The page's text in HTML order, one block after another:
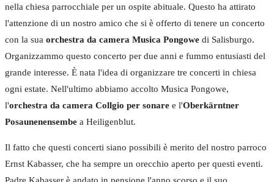
nella chiesa parrocchiale per un ospite abituale. Questo ha attirato
l'attenzione di un nostro amico che si è offerto di tenere un concerto
con la sua orchestra da camera Musica Pongowe di Salisburgo.
Organizzammo questo concerto per due anni e fummo entusiasti del
grande interesse. È nata l'idea di organizzare tre concerti in chiesa
ogni estate. Nell'ultimo abbiamo accolto Musica Pongowe,
l'orchestra da camera Collgio per sonare e l'Oberkärntner
Posaunenensembe a Heiligenblut.
Il fatto che questi concerti siano possibili è merito del nostro parroco
Ernst Kabasser, che ha sempre un orecchio aperto per questi eventi.